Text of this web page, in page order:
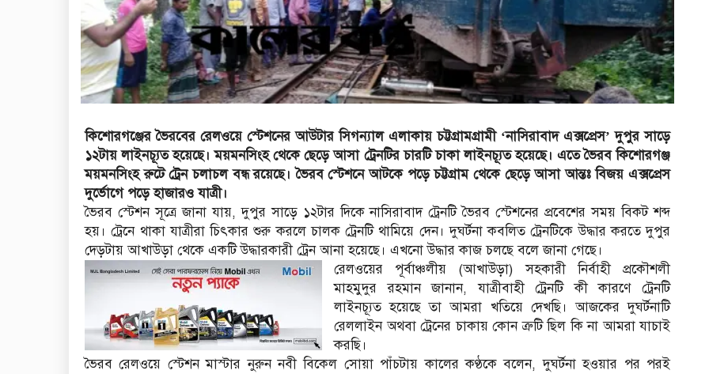
কিশোরগঞ্জের ভৈরবের রেলওয়ে স্টেশনের আউটার সিগন্যাল এলাকায় চট্টগ্রামগ্রামী ‘নাসিরাবাদ এক্সপ্রেস’ দুপুর সাড়ে
১২টায় লাইনচ্যূত হয়েছে। ময়মনসিংহ থেকে ছেড়ে আসা ট্রেনটির চারটি চাকা লাইনচ্যূত হয়েছে। এতে ভৈরব কিশোরগঞ্জ
ময়মনসিংহ রুটে ট্রেন চলাচল বন্ধ রয়েছে। ভৈরব স্টেশনে আটকে পড়ে চট্টগ্রাম থেকে ছেড়ে আসা আন্তঃ বিজয় এক্সপ্রেস
দুর্ভোগে পড়ে হাজারও যাত্রী।
ভৈরব স্টেশন সূত্রে জানা যায়, দুপুর সাড়ে ১২টার দিকে নাসিরাবাদ ট্রেনটি ভৈরব স্টেশনের প্রবেশের সময় বিকট শব্দ
হয়। ট্রেনে থাকা যাত্রীরা চিৎকার শুরু করলে চালক ট্রেনটি থামিয়ে দেন। দুঘর্টনা কবলিত ট্রেনটিকে উদ্ধার করতে দুপুর
দেড়টায় আখাউড়া থেকে একটি উদ্ধারকারী ট্রেন আনা হয়েছে। এখনো উদ্ধার কাজ চলছে বলে জানা গেছে।
রেলওয়ের পূর্বাঞ্চলীয় (আখাউড়া) সহকারী নির্বাহী প্রকৌশলী
মাহমুদুর রহমান জানান, যাত্রীবাহী ট্রেনটি কী কারণে ট্রেনটি
লাইনচ্যূত হয়েছে তা আমরা খতিয়ে দেখছি। আজকের দুঘর্টনাটি
রেললাইন অথবা ট্রেনের চাকায় কোন ত্রুটি ছিল কি না আমরা যাচাই
করছি।
ভৈরব রেলওয়ে স্টেশন মাস্টার নুরুন নবী বিকেল সোয়া পাঁচটায় কালের কণ্ঠকে বলেন, দুঘর্টনা হওয়ার পর পরই